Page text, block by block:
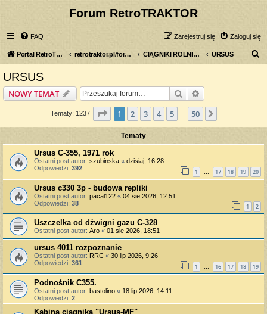
Forum RetroTRAKTOR
FAQ Zaloguj się
Zarejestruj się
Portal RetroTRAKTOR.pl retrotraktor.pl/forum CIĄGNIKI ROLNICZE URSUS
URSUS
NOWY TEMAT Szukaj
Tematy: 1237 Strona1 z50
1 2 3 4 5 50
Tematy
Ursus C-355, 1971 rok
Ostatni post autor: szubinska « dzisiaj, 16:28
Odpowiedzi: 392 1 … 17 18 19 20
Ursus c330 3p - budowa repliki
Ostatni post autor: pacal122 « 04 sie 2026, 12:51
Odpowiedzi: 38 1 2
Uszczelka od dźwigni gazu C-328
Ostatni post autor: Aro « 01 sie 2026, 18:51
ursus 4011 rozpoznanie
Ostatni post autor: RRC « 30 lip 2026, 9:26
Odpowiedzi: 361 1 … 16 17 18 19
Podnośnik C355.
Ostatni post autor: bastolino « 18 lip 2026, 14:11
Odpowiedzi: 2
Kabina ciągnika "Ursus-MF"